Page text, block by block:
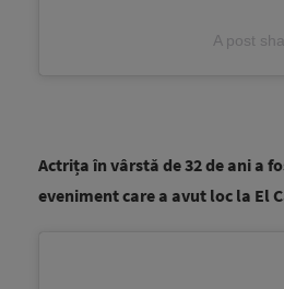
A post
Actrița în vârstă de 32 de ani a
eveniment care a avut loc la El